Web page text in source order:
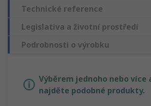
Technické reference
Legislativa a životní prostředí
Podrobnosti o výrobku
Výběrem jednoho nebo
najděte podobné produkty.